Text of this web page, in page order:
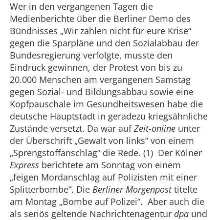
Wer in den vergangenen Tagen die
Medienberichte über die Berliner Demo des
Bündnisses „Wir zahlen nicht für eure Krise“
gegen die Sparpläne und den Sozialabbau der
Bundesregierung verfolgte, musste den
Eindruck gewinnen, der Protest von bis zu
20.000 Menschen am vergangenen Samstag
gegen Sozial- und Bildungsabbau sowie eine
Kopfpauschale im Gesundheitswesen habe die
deutsche Hauptstadt in geradezu kriegsähnliche
Zustände versetzt. Da war aufZeit-online unter
der Überschrift „Gewalt von links“ von einem
„Sprengstoffanschlag“ die Rede. (1) Der Kölner
Express berichtete am Sonntag von einem
„feigen Mordanschlag auf Polizisten mit einer
Splitterbombe“. Die Berliner Morgenposttitelte
am Montag „Bombe auf Polizei“. Aber auch die
als seriös geltende Nachrichtenagentur dpa und